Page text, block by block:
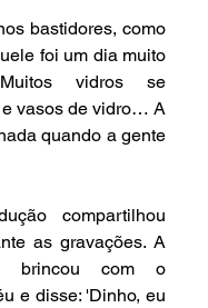
bastidores, como
foi um dia muito
vidros se
e vasos de vidro… A
quando a gente
compartilhou
as gravações. A
brincou com o
e disse: 'Dinho, eu